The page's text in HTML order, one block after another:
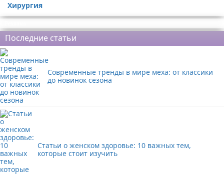
Хирургия
Последние статьи
Современные тренды в мире меха: от классики
до новинок сезона
Статьи о женском здоровье: 10 важных тем,
которые стоит изучить